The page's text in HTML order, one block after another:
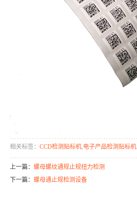
相关标签： CCD检测贴标机 电子产品检测贴标机
上一篇： 螺母螺纹通规止规扭力检测
下一篇： 螺母通止规检测设备